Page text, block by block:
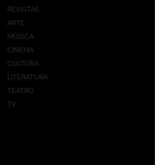
REVISTAS
ARTE
MÚSICA
CINEMA
CULTURA
LITERATURA
TEATRO
TV